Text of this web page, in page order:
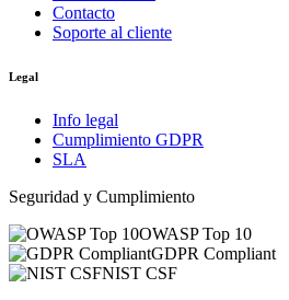
Contacto
Soporte al cliente
Legal
Info legal
Cumplimiento GDPR
SLA
Seguridad y Cumplimiento
OWASP Top 10
GDPR Compliant
NIST CSF